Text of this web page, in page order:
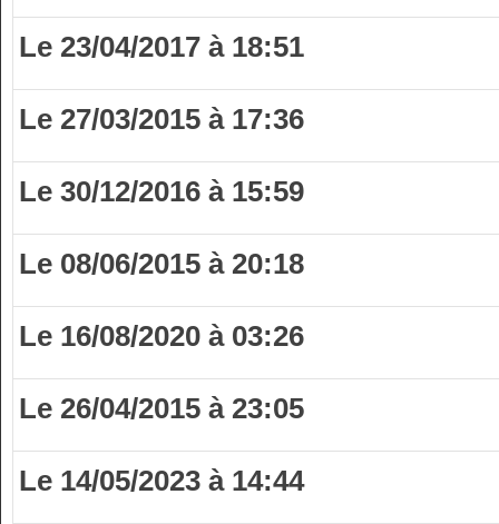
Le 23/04/2017 à 18:51
Le 27/03/2015 à 17:36
Le 30/12/2016 à 15:59
Le 08/06/2015 à 20:18
Le 16/08/2020 à 03:26
Le 26/04/2015 à 23:05
Le 14/05/2023 à 14:44